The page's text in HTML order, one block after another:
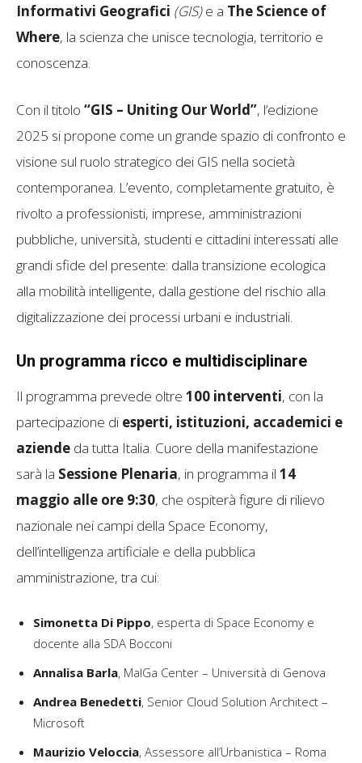
Informativi Geografici (GIS)e a The Science of
Where, la scienza che unisce tecnologia, territorio e
conoscenza.
Con il titolo “GIS – Uniting Our World”, l’edizione
2025 si propone come un grande spazio di confronto e
visione sul ruolo strategico dei GIS nella società
contemporanea. L’evento, completamente gratuito, è
rivolto a professionisti, imprese, amministrazioni
pubbliche, università, studenti e cittadini interessati alle
grandi sfide del presente: dalla transizione ecologica
alla mobilità intelligente, dalla gestione del rischio alla
digitalizzazione dei processi urbani e industriali.
Un programma ricco e multidisciplinare
Il programma prevede oltre 100 interventi, con la
partecipazione di esperti, istituzioni, accademici e
aziende da tutta Italia. Cuore della manifestazione
sarà la Sessione Plenaria, in programma il 14
maggio alle ore 9:30, che ospiterà figure di rilievo
nazionale nei campi della Space Economy,
dell’intelligenza artificiale e della pubblica
amministrazione, tra cui:
Simonetta Di Pippo, esperta di Space Economy e
docente alla SDA Bocconi
Annalisa Barla, MalGa Center – Università di Genova
Andrea Benedetti, Senior Cloud Solution Architect –
Microsoft
Maurizio Veloccia, Assessore all’Urbanistica – Roma